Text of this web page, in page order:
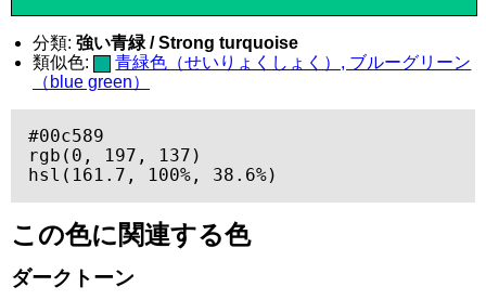
分類: 強い青緑 / Strong turquoise
類似色:
青緑色（せいりょくしょく）, ブルーグリーン
（blue green）
#00c589
rgb(0, 197, 137)
hsl(161.7, 100%, 38.6%)
この色に関連する色
ダークトーン